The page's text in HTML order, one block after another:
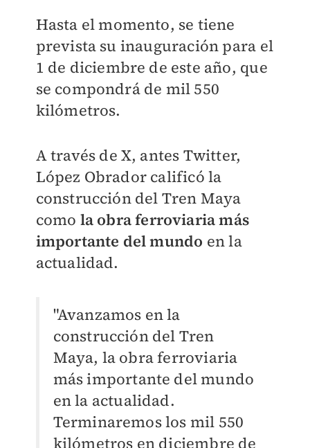
Hasta el momento, se tiene
prevista su inauguración para el
1 de diciembre de este año, que
se compondrá de mil 550
kilómetros.
A través de X, antes Twitter,
López Obrador calificó la
construcción del Tren Maya
como la obra ferroviaria más
importante del mundo en la
actualidad.
"Avanzamos en la
construcción del Tren
Maya, la obra ferroviaria
más importante del mundo
en la actualidad.
Terminaremos los mil 550
kilómetros en diciembre de